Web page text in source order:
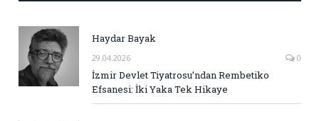
Haydar Bayak
29.04.2026 0
İzmir Devlet Tiyatrosu’ndan Rembetiko
Efsanesi: İki Yaka Tek Hikaye